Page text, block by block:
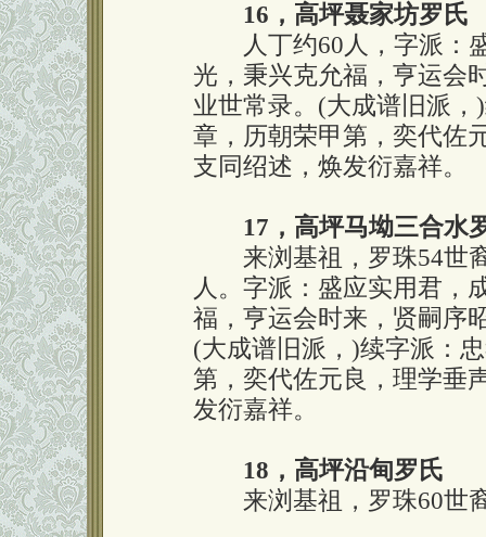
16，高坪聂家坊罗氏
人丁约60人，字派：盛
光，秉兴克允福，亨运会
业世常录。(大成谱旧派
章，历朝荣甲第，奕代佐
支同绍述，焕发衍嘉祥。
17，高坪马坳三合水
来浏基祖，罗珠54世裔
人。字派：盛应实用君，
福，亨运会时来，贤嗣序
(大成谱旧派，)续字派：
第，奕代佐元良，理学垂
发衍嘉祥。
18，高坪沿甸罗氏
来浏基祖，罗珠60世裔